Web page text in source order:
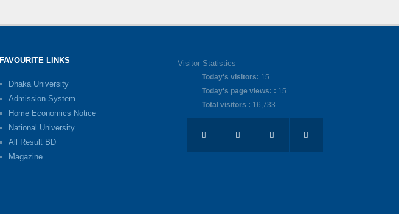
FAVOURITE LINKS
Dhaka University
Admission System
Home Economics Notice
National University
All Result BD
Magazine
Visitor Statistics
Today's visitors: 15
Today's page views: : 15
Total visitors : 16,733